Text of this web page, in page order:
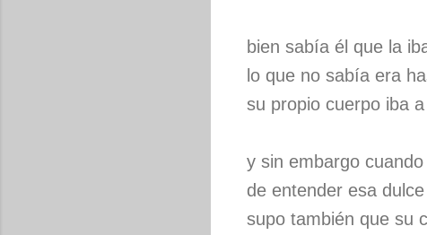
bien sabía él que la
lo que no sabía era
su propio cuerpo iba
y sin embargo
de entender esa
supo también que su